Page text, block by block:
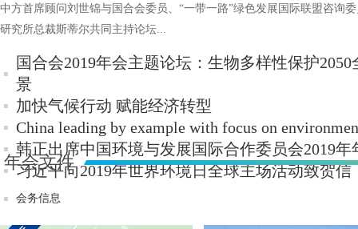
中方首席顾问刘世锦与国合会委员、“一带一路”绿色发展国际联盟咨询
研究所总裁斯蒂尔共同主持论坛...
国合会2019年会主题论坛：生物多样性保护2050
景
加快气候行动 赋能经济转型
China leading by example with focus on
韩正出席中国环境与发展国际合作委员会2019年
习近平向2019年世界环境日全球主场活动致贺信
年会文件
会务信息